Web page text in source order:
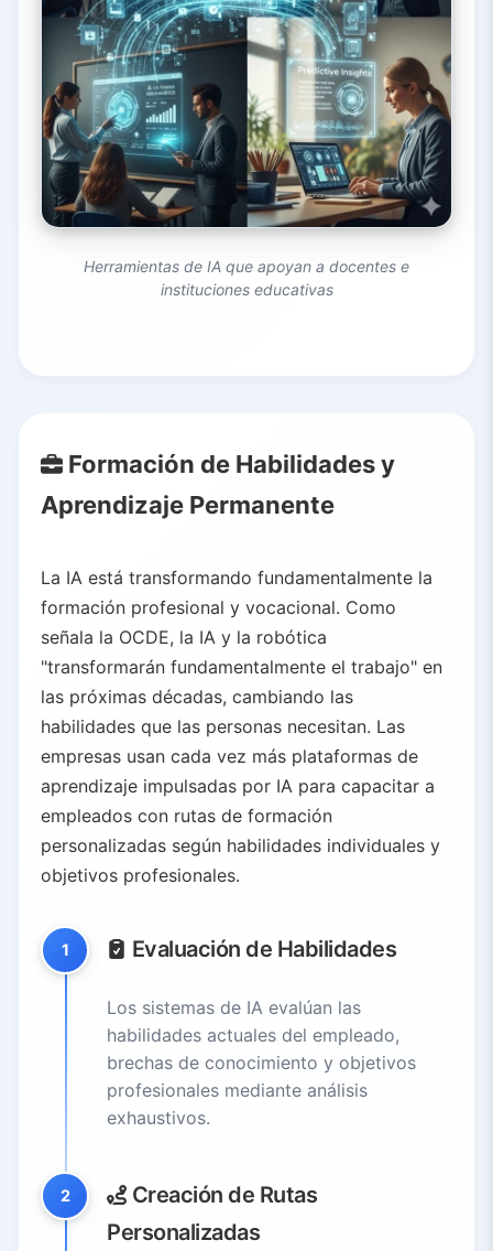
Herramientas de IA que apoyan a docentes e
instituciones educativas
Formación de Habilidades y
Aprendizaje Permanente
La IA está transformando fundamentalmente la
formación profesional y vocacional. Como
señala la OCDE, la IA y la robótica
"transformarán fundamentalmente el trabajo" en
las próximas décadas, cambiando las
habilidades que las personas necesitan. Las
empresas usan cada vez más plataformas de
aprendizaje impulsadas por IA para capacitar a
empleados con rutas de formación
personalizadas según habilidades individuales y
objetivos profesionales.
1 Evaluación de Habilidades
Los sistemas de IA evalúan las
habilidades actuales del empleado,
brechas de conocimiento y objetivos
profesionales mediante análisis
exhaustivos.
2
Creación de Rutas
Personalizadas